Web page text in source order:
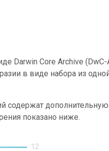
Darwin Core Archive
в виде набора из
содержат
показано ниже.
12